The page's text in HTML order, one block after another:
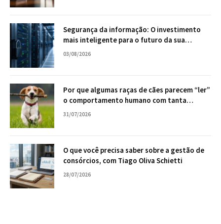
Segurança da informação: O investimento
mais inteligente para o futuro da sua
empresa
03/08/2026
Por que algumas raças de cães parecem “ler”
o comportamento humano com tanta
facilidade?
31/07/2026
O que você precisa saber sobre a gestão de
consórcios, com Tiago Oliva Schietti
28/07/2026